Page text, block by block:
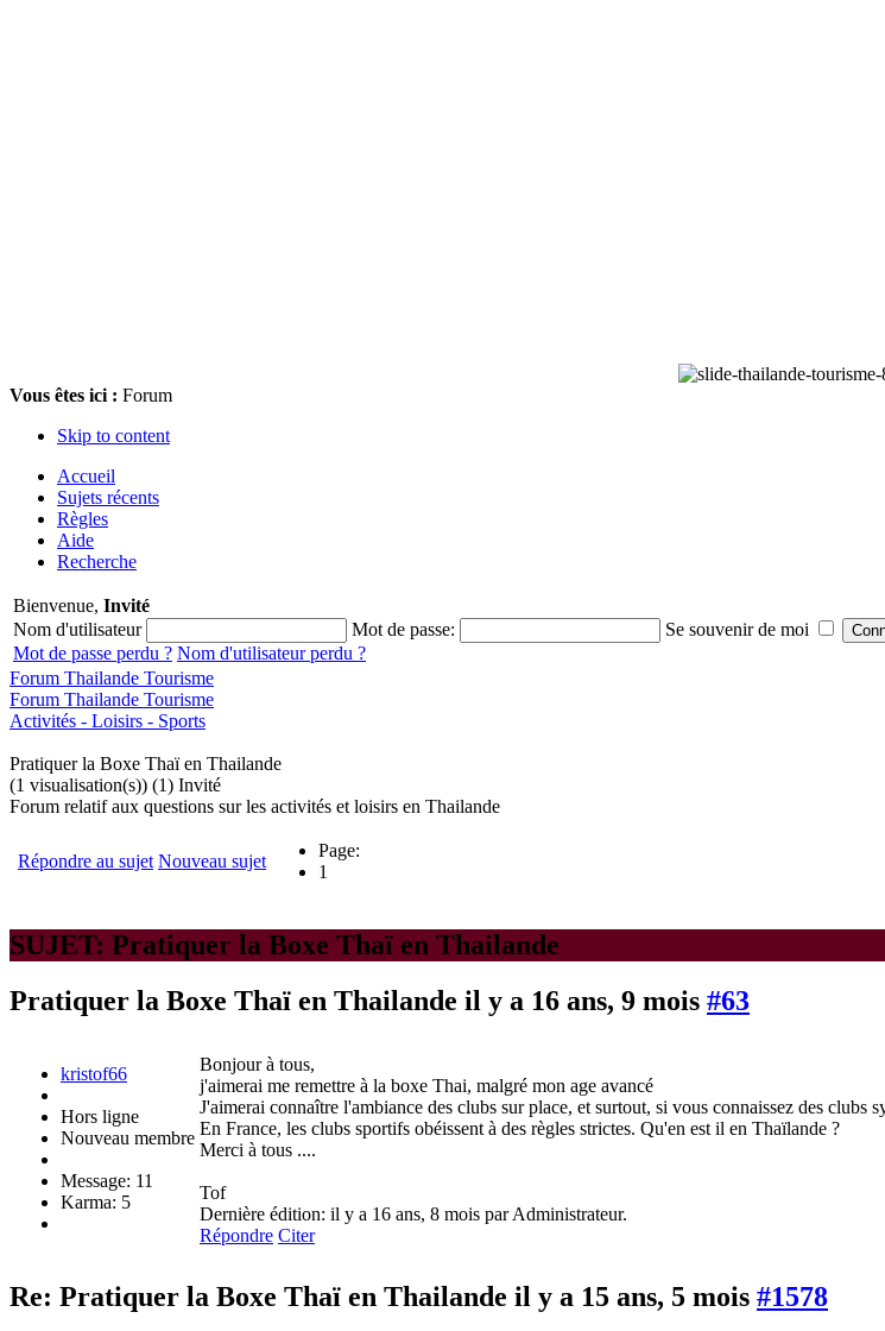
Vous êtes ici : Forum
Skip to content
Accueil
Sujets récents
Règles
Aide
Recherche
Bienvenue, Invité
Nom d'utilisateur
Mot de passe:
Se souvenir de moi
Mot de passe perdu ? Nom d'utilisateur perdu ?
Forum Thailande Tourisme
Forum Thailande Tourisme
Activités - Loisirs - Sports
Pratiquer la Boxe Thaï en Thailande
(1 visualisation(s)) (1) Invité
Forum relatif aux questions sur les activités et loisirs en Thailande
Répondre au sujet Nouveau sujet
Page:
1
SUJET: Pratiquer la Boxe Thaï en Thailande
Pratiquer la Boxe Thaï en Thailande il y a 16 ans, 9 mois #63
kristof66
Hors ligne
Nouveau membre
Message: 11
Karma: 5
Bonjour à tous,
j'aimerai me remettre à la boxe Thai, malgré mon age avancé
J'aimerai connaître l'ambiance des clubs sur place, et surtout, si vous connaissez des
En France, les clubs sportifs obéissent à des règles strictes. Qu'en est il en Thaïlande ?
Merci à tous ....
Tof
Dernière édition: il y a 16 ans, 8 mois par Administrateur.
Répondre Citer
Re: Pratiquer la Boxe Thaï en Thailande il y a 15 ans, 5 mois #1578